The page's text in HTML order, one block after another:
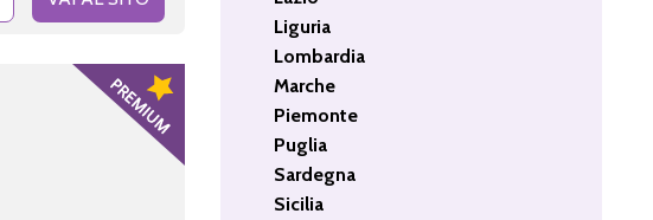
Liguria
Lombardia
Marche
Piemonte
Puglia
Sardegna
Sicilia